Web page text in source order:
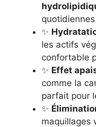
✨
les actifs
confortable
✨ Effet
comme la
parfait pour
✨
maquillages